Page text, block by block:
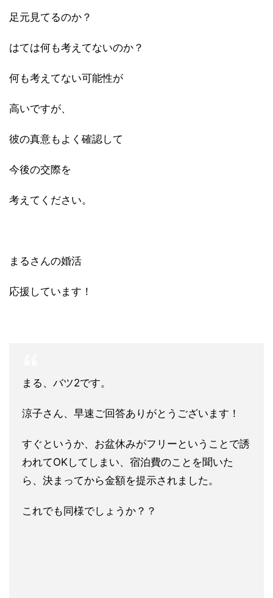
足元見てるのか？
はては何も考えてないのか？
何も考えてない可能性が
高いですが、
彼の真意もよく確認して
今後の交際を
考えてください。
まるさんの婚活
応援しています！
まる、バツ2です。
涼子さん、早速ご回答ありがとうございます！
すぐというか、お盆休みがフリーということで誘
われてOKしてし まい、宿泊費のことを聞いた
ら、決まってから金額を提示されました。
これでも同様でしょうか？？